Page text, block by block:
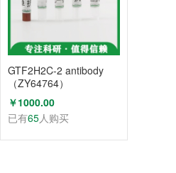
GTF2H2C-2 antibody
（ZY64764）
￥1000.00
已有65人购买